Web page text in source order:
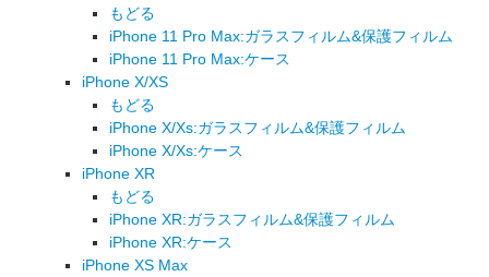
もどる
iPhone 11 Pro Max:ガラスフィルム&保護フィルム
iPhone 11 Pro Max:ケース
iPhone X/XS
もどる
iPhone X/Xs:ガラスフィルム&保護フィルム
iPhone X/Xs:ケース
iPhone XR
もどる
iPhone XR:ガラスフィルム&保護フィルム
iPhone XR:ケース
iPhone XS Max